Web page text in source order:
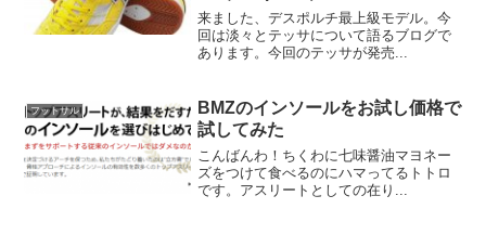
来ました、デスポルチ最上級モデル。今
回は淡々とテッサについて語るブログで
あります。今回のテッサが発売...
フットサル
BMZのインソールをお試し価格で
試してみた
こんばんわ！ちくわに七味醤油マヨネー
ズをつけて食べるのにハマってるトトロ
です。アスリートとしての在り...